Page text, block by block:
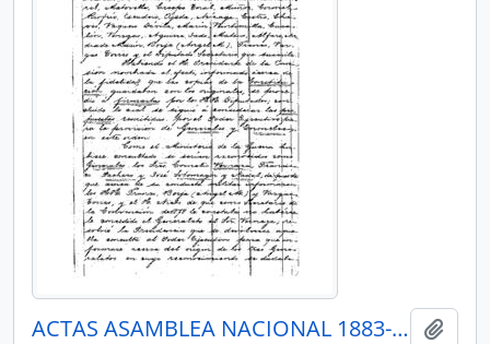
ACTAS ASAMBLEA NACIONAL 1883-1884